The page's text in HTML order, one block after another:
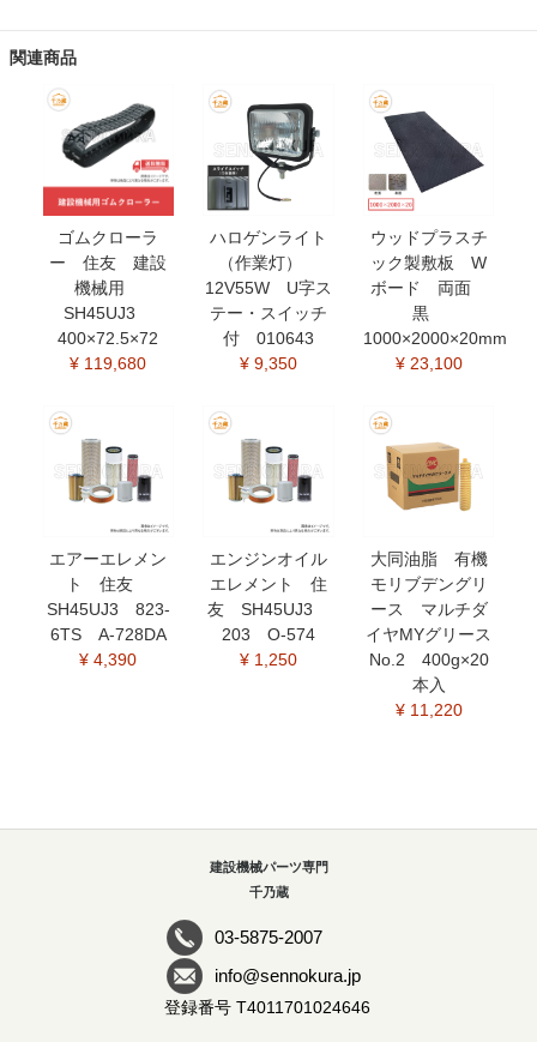
関連商品
ゴムクローラ
ー 住友 建設
機械用
SH45UJ3
400×72.5×72
¥ 119,680
ハロゲンライト
（作業灯）
12V55W U字ス
テー・スイッチ
付 010643
¥ 9,350
ウッドプラスチ
ック製敷板 W
ボード 両面
黒
1000×2000×20mm
¥ 23,100
エアーエレメン
ト 住友
SH45UJ3 823-
6TS A-728DA
¥ 4,390
エンジンオイル
エレメント 住
友 SH45UJ3
203 O-574
¥ 1,250
大同油脂 有機
モリブデングリ
ース マルチダ
イヤMYグリース
No.2 400g×20
本入
¥ 11,220
建設機械パーツ専門
千乃蔵
03-5875-2007
info@sennokura.jp
登録番号 T4011701024646